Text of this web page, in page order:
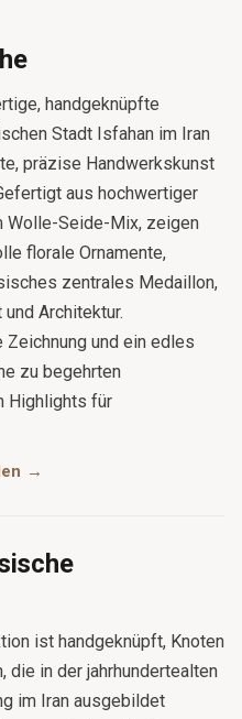
handgeknüpfte
Stadt Isfahan im Iran
präzise Handwerkskunst
aus hochwertiger
Wolle-Seide-Mix, zeigen
florale Ornamente,
zentrales Medaillon,
Architektur.
Zeichnung und ein edles
zu begehrten
Highlights für
→
ist handgeknüpft, Knoten
die in der jahrhundertealten
im Iran ausgebildet